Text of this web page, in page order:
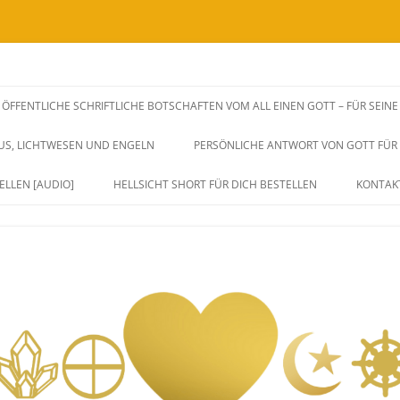
und Eins sein.
ÖFFENTLICHE SCHRIFTLICHE BOTSCHAFTEN VOM ALL EINEN GOTT – FÜR
LICHTWESEN UND ENGELN PERSÖNLICHE ANTWORT VON GOTT
[AUDIO] HELLSICHT SHORT FÜR DICH BESTELLEN